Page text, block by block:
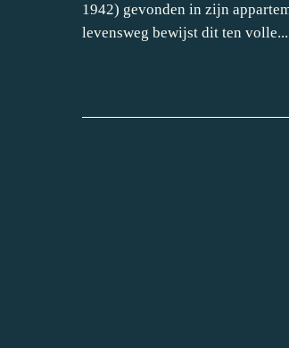
1942) gevonden in zijn
levensweg bewijst dit ten